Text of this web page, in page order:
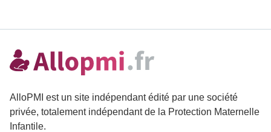
AlloPMI est un site indépendant édité par une société
privée, totalement indépendant de la Protection Maternelle
Infantile.